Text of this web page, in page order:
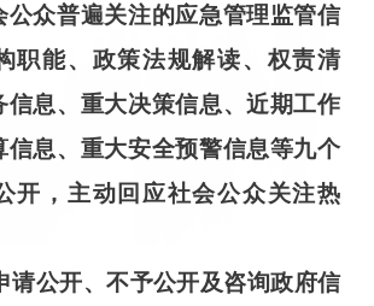
公众普遍关注的应急管理监管信
职能、政策法规解读、权责清
信息、重大决策信息、近期工作
信息、重大安全预警信息等九个
开，主动回应社会公众关注热
请公开、不予公开及咨询政府信